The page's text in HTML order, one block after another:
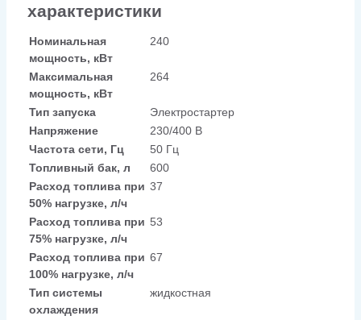
характеристики
Номинальная
мощность, кВт
240
Максимальная
мощность, кВт
264
Тип запуска
Электростартер
Напряжение
230/400 В
Частота сети, Гц
50 Гц
Топливный бак, л
600
Расход топлива при
50% нагрузке, л/ч
37
Расход топлива при
75% нагрузке, л/ч
53
Расход топлива при
100% нагрузке, л/ч
67
Тип системы
охлаждения
жидкостная